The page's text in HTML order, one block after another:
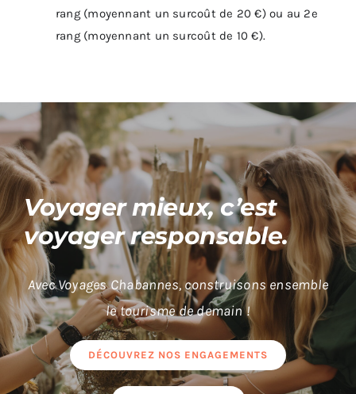
rang (moyennant un surcoût de 20 €) ou au 2e
rang (moyennant un surcoût de 10 €).
Voyager mieux, c’est
voyager responsable.
Avec Voyages Chabannes, construisons ensemble
le tourisme de demain !
DÉCOUVREZ NOS ENGAGEMENTS